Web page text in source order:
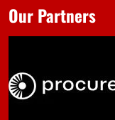
Our Partners